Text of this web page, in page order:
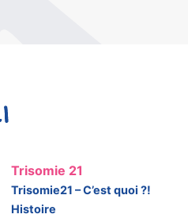
Trisomie 21
Trisomie21 – C’est quoi ?!
Histoire